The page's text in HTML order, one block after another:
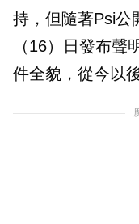
持，但隨著Psi公
（16）日發布
件全貌，從今以